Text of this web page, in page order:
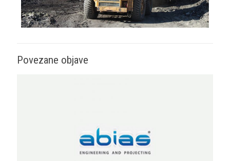
Povezane objave